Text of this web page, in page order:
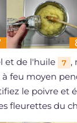
et de l'huile 7 ,
feu moyen
le poivre et
fleurettes du